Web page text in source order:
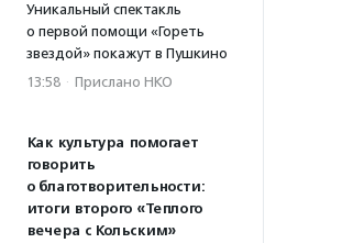
Уникальный спектакль
о первой помощи «Гореть
звездой» покажут в Пушкино
13:58 · Прислано НКО
Как культура помогает
говорить
о благотворительности:
итоги второго «Теплого
вечера с Кольским»